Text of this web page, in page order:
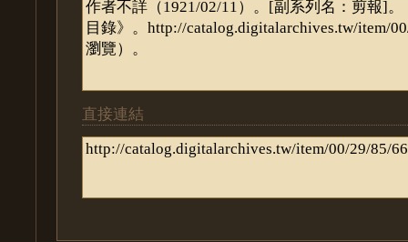
直接連結